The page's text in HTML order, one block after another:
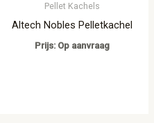
Pellet Kachels
Altech Nobles Pelletkachel
Prijs: Op aanvraag